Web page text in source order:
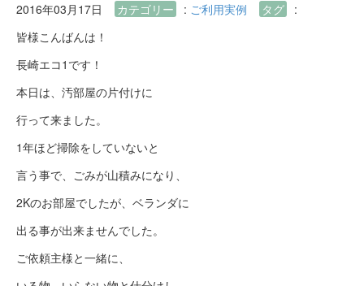
2016年03月17日 カテゴリー : ご利用実例 タグ
:
皆様こんばんは！
長崎エコ1です！
本日は、汚部屋の片付けに
行って来ました。
1年ほど掃除をしていないと
言う事で、ごみが山積みになり、
2Kのお部屋でしたが、ベランダに
出る事が出来ませんでした。
ご依頼主様と一緒に、